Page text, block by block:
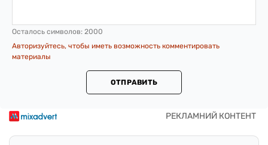
Осталось символов: 2000
Авторизуйтесь, чтобы иметь возможность комментировать
материалы
ОТПРАВИТЬ